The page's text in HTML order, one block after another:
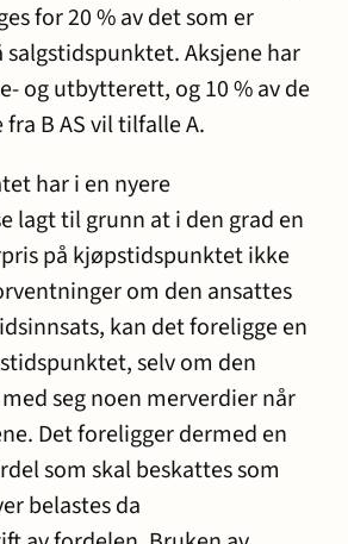
for 20 % av det som er
Aksjene har
og utbytterett, og 10 % av de
B AS vil tilfalle A.
har i en nyere
lagt til grunn at i den grad en
på kjøpstidspunktet ikke
om den ansattes
kan det foreligge en
selv om den
seg noen merverdier når
Det foreligger dermed en
som skal beskattes som
belastes da